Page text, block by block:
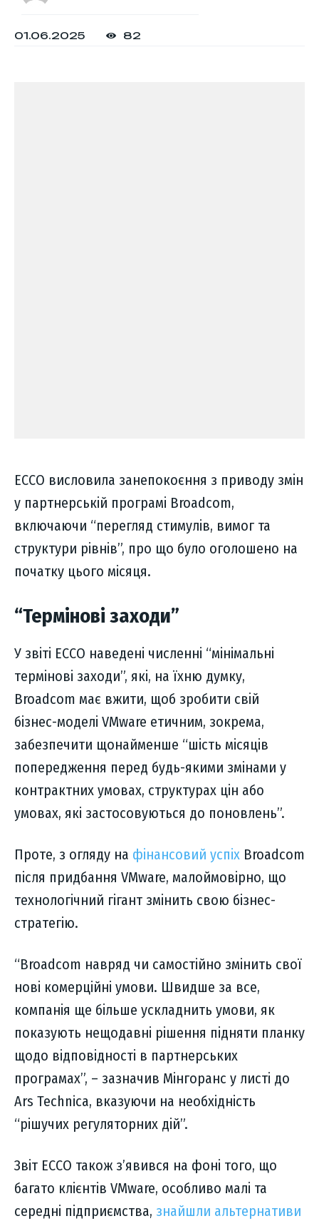
01.06.2025 82
ECCO висловила занепокоєння з приводу змін
у партнерській програмі Broadcom,
включаючи “перегляд стимулів, вимог та
структури рівнів”, про що було оголошено на
початку цього місяця.
“Термінові заходи”
У звіті ECCO наведені численні “мінімальні
термінові заходи”, які, на їхню думку,
Broadcom має вжити, щоб зробити свій
бізнес-моделі VMware етичним, зокрема,
забезпечити щонайменше “шість місяців
попередження перед будь-якими змінами у
контрактних умовах, структурах цін або
умовах, які застосовуються до поновлень”.
Проте, з огляду на фінансовий успіх Broadcom
після придбання VMware, малоймовірно, що
технологічний гігант змінить свою бізнес-
стратегію.
“Broadcom навряд чи самостійно змінить свої
нові комерційні умови. Швидше за все,
компанія ще більше ускладнить умови, як
показують нещодавні рішення підняти планку
щодо відповідності в партнерських
програмах”, – зазначив Мінгоранс у листі до
Ars Technica, вказуючи на необхідність
“рішучих регуляторних дій”.
Звіт ECCO також з’явився на фоні того, що
багато клієнтів VMware, особливо малі та
середні підприємства, знайшли альтернативи